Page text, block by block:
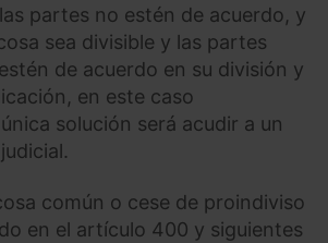
partes no estén de acuerdo, y
sea divisible y las partes
de acuerdo en su división y
en este caso
solución será acudir a un
común o cese de proindiviso
en el artículo 400 y siguientes